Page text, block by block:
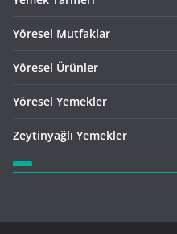
Yöresel Mutfaklar
Yöresel Ürünler
Yöresel Yemekler
Zeytinyağlı Yemekler